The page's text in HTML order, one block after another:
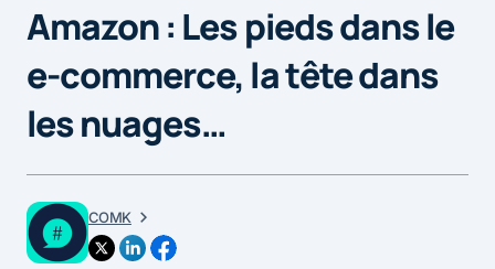
Amazon : Les pieds dans le
e-commerce, la tête dans
les nuages…
COMK